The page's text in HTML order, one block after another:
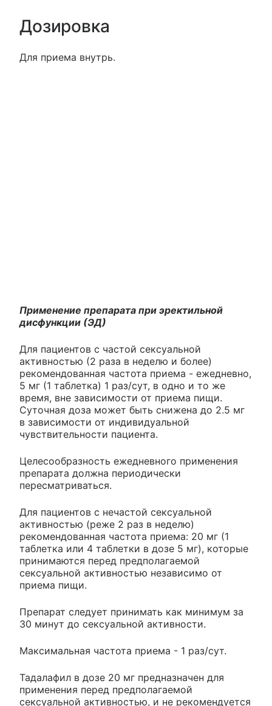
Дозировка
Для приема внутрь.
Применение препарата при эректильной
дисфункции (ЭД)
Для пациентов с частой сексуальной
активностью (2 раза в неделю и более)
рекомендованная частота приема - ежедневно,
5 мг (1 таблетка) 1 раз/сут, в одно и то же
время, вне зависимости от приема пищи.
Суточная доза может быть снижена до 2.5 мг
в зависимости от индивидуальной
чувствительности пациента.
Целесообразность ежедневного применения
препарата должна периодически
пересматриваться.
Для пациентов с нечастой сексуальной
активностью (реже 2 раз в неделю)
рекомендованная частота приема: 20 мг (1
таблетка или 4 таблетки в дозе 5 мг), которые
принимаются перед предполагаемой
сексуальной активностью независимо от
приема пищи.
Препарат следует принимать как минимум за
30 минут до сексуальной активности.
Максимальная частота приема - 1 раз/сут.
Тадалафил в дозе 20 мг предназначен для
применения перед предполагаемой
сексуальной активностью, и не рекомендуется